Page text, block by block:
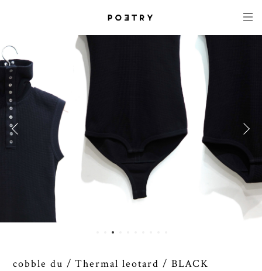
cobble du / Thermal leotard / BLACK